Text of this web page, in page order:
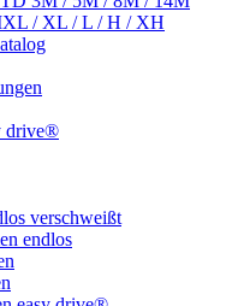
/ XL / L / H / XH
drive®
verschweißt
endlos